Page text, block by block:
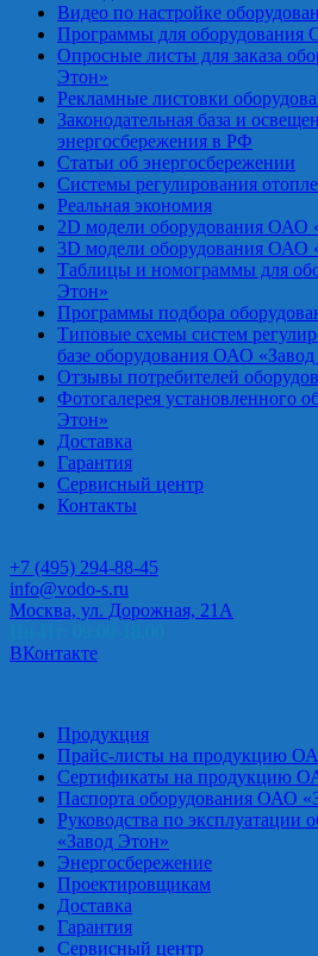
Видео по настройке
Программы для оборудования
Опросные листы для заказа
Этон»
Рекламные листовки
Законодательная база и
энергосбережения в РФ
Статьи об энергосбережении
Системы регулирования
Реальная экономия
2D модели оборудования ОАО
3D модели оборудования ОАО
Таблицы и номограммы для
Этон»
Программы подбора
Типовые схемы систем
базе оборудования ОАО
Отзывы потребителей
Фотогалерея установленного
Этон»
Доставка
Гарантия
Сервисный центр
Контакты
+7 (495) 294-88-45
info@vodo-s.ru
Москва, ул. Дорожная, 21А
ВКонтакте
Продукция
Прайс-листы на продукцию
Сертификаты на продукцию
Паспорта оборудования ОАО
Руководства по эксплуатации
«Завод Этон»
Энергосбережение
Проектировщикам
Доставка
Гарантия
Сервисный центр